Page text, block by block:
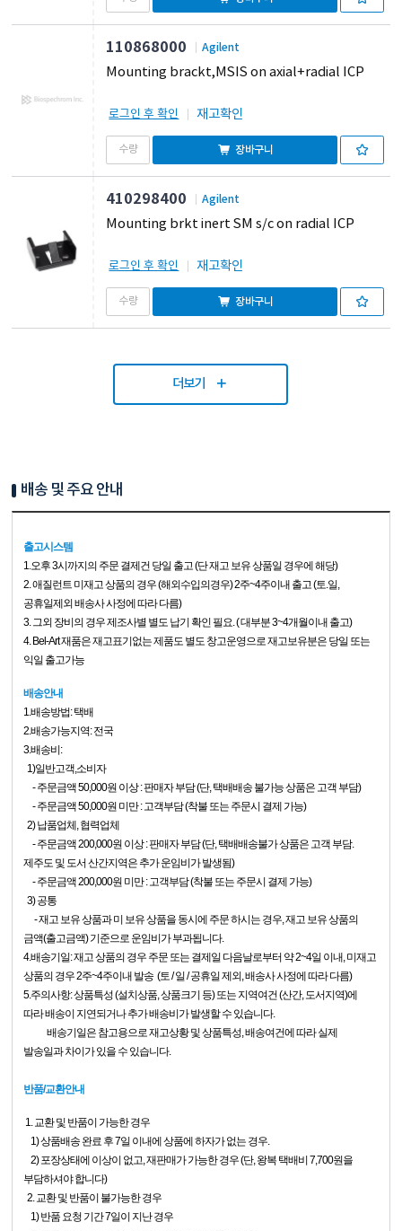
110868000 Agilent
Mounting brackt,MSIS on axial+radial ICP
로그인 후 확인 재고확인
장바구니
410298400 Agilent
Mounting brkt inert SM s/c on radial ICP
로그인 후 확인 재고확인
장바구니
더보기
배송 및 주요 안내
출고시스템
1. 오후 3시까지의 주문 결제건 당일 출고 (단 재고 보유 상품일 경우에 해당)
2. 애질런트 미재고 상품의 경우 (해외수입의경우) 2주~4주이내 출고 (토.일,
공휴일제외 배송사 사정에 따라 다름)
3. 그외 장비의 경우 제조사별 별도 납기 확인 필요. ( 대부분 3~4개월이내 출고)
4. Bel-Art 재품은 재고표기없는 제품도 별도 창고운영으로 재고보유분은 당일 또는
익일 출고가능
배송안내
1.배송방법: 택배
2.배송가능지역: 전국
3.배송비:
1)일반고객,소비자
- 주문금액 50,000원 이상 : 판매자 부담 (단, 택배배송 불가능 상품은 고객 부담)
- 주문금액 50,000원 미만 : 고객부담 (착불 또는 주문시 결제 가능)
2) 납품업체, 협력업체
- 주문금액 200,000원 이상 : 판매자 부담 (단, 택배배송불가 상품은 고객 부담.
제주도 및 도서 산간지역은 추가 운임비가 발생됨)
- 주문금액 200,000원 미만 : 고객부담 (착불 또는 주문시 결제 가능)
3) 공통
- 재고 보유 상품과 미 보유 상품을 동시에 주문 하시는 경우, 재고 보유 상품의
금액(출고금액) 기준으로 운임비가 부과됩니다.
4.배송기일: 재고 상품의 경우 주문 또는 결제일 다음날로부터 약 2~4일 이내, 미재고
상품의 경우 2주~4주이내 발송 (토 / 일 / 공휴일 제외, 배송사 사정에 따라 다름)
5.주의사항: 상품특성 (설치상품, 상품크기 등) 또는 지역여건 (산간, 도서지역)에
따라 배송이 지연되거나 추가 배송비가 발생할 수 있습니다.
배송기일은 참고용으로 재고상황 및 상품특성, 배송여건에 따라 실제
발송일과 차이가 있을 수 있습니다.
반품/교환안내
1. 교환 및 반품이 가능한 경우
1) 상품배송 완료 후 7일 이내에 상품에 하자가 없는 경우.
2) 포장상태에 이상이 없고, 재판매가 가능한 경우 (단, 왕복 택배비 7,700원을
부담하셔야 합니다)
2. 교환 및 반품이 불가능한 경우
1) 반품 요청 기간 7일이 지난 경우